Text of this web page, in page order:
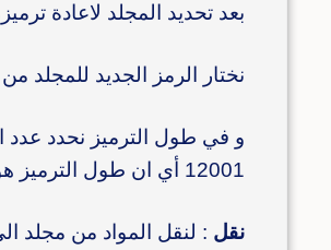
بعد تحديد المجلد لاعادة
نختار الرمز الجديد للمجلد
12001 أي ان طول الترميز هو عدد الأرقام بعد الرمز)
نقل : لنقل المواد من مجلد